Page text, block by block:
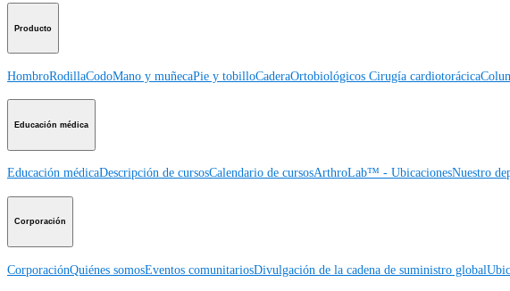
Producto
HombroRodillaCodoMano y muñecaPie y tobilloCaderaOrtobiológicos Cirugía cardiotorácica
Educación médica
Educación médicaDescripción de cursosCalendario de cursosArthroLab™ - UbicacionesNuestro
Corporación
CorporaciónQuiénes somosEventos comunitariosDivulgación de la cadena de suministro global